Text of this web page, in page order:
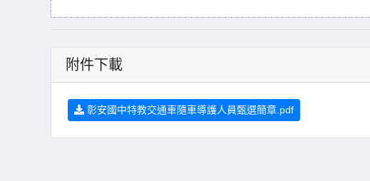
附件下載
彰安國中特教交通車隨車導護人員甄選簡章.pdf